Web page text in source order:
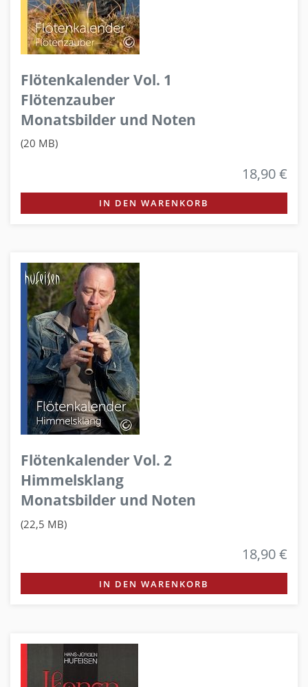
Flötenkalender Vol. 1
Flötenzauber
Monatsbilder und Noten
(20 MB)
18,90 €
IN DEN WARENKORB
Flötenkalender Vol. 2
Himmelsklang
Monatsbilder und Noten
(22,5 MB)
18,90 €
IN DEN WARENKORB